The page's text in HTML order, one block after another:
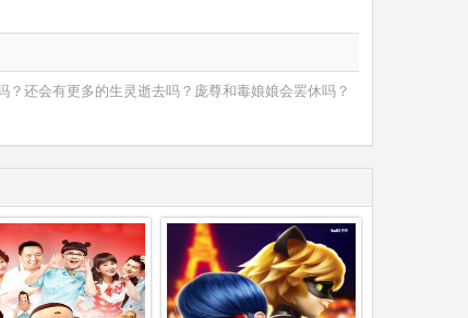
还会有更多的生灵逝去吗？庞尊和毒娘娘会罢休吗？